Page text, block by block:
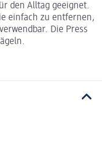
den Alltag geeignet.
einfach zu entfernen,
Die Press